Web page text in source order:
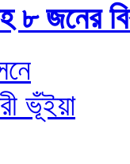
জনের